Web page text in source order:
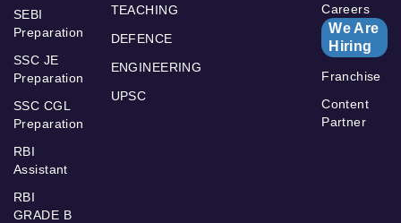
SEBI
Preparation
SSC JE
Preparation
SSC CGL
Preparation
RBI
Assistant
RBI
GRADE B
TEACHING
DEFENCE
ENGINEERING
UPSC
Careers
We Are
Hiring
Franchise
Content
Partner